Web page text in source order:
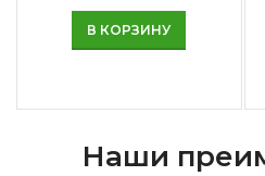
В КОРЗИНУ
Наши